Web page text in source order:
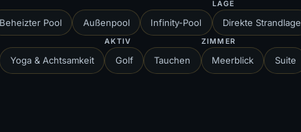
Beheizter Pool Außenpool Infinity-Pool
LAGE
Direkte Strandlage
Yoga & Achtsamkeit
AKTIV
Golf Tauchen
ZIMMER
Meerblick Suite